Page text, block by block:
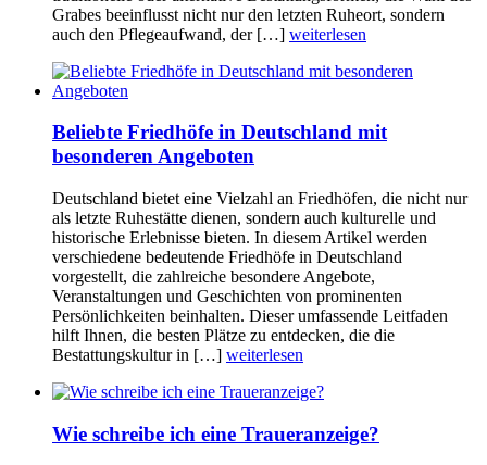
Grabes beeinflusst nicht nur den letzten Ruheort, sondern
auch den Pflegeaufwand, der […] weiterlesen
Beliebte Friedhöfe in Deutschland mit
besonderen Angeboten
Deutschland bietet eine Vielzahl an Friedhöfen, die nicht nur
als letzte Ruhestätte dienen, sondern auch kulturelle und
historische Erlebnisse bieten. In diesem Artikel werden
verschiedene bedeutende Friedhöfe in Deutschland
vorgestellt, die zahlreiche besondere Angebote,
Veranstaltungen und Geschichten von prominenten
Persönlichkeiten beinhalten. Dieser umfassende Leitfaden
hilft Ihnen, die besten Plätze zu entdecken, die die
Bestattungskultur in […] weiterlesen
Wie schreibe ich eine Traueranzeige?